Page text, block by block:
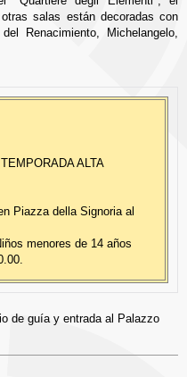
salas están decoradas con
Renacimiento, Michelangelo,
ALTA
Piazza della Signoria al
menores de 14 años
de guía y entrada al Palazzo